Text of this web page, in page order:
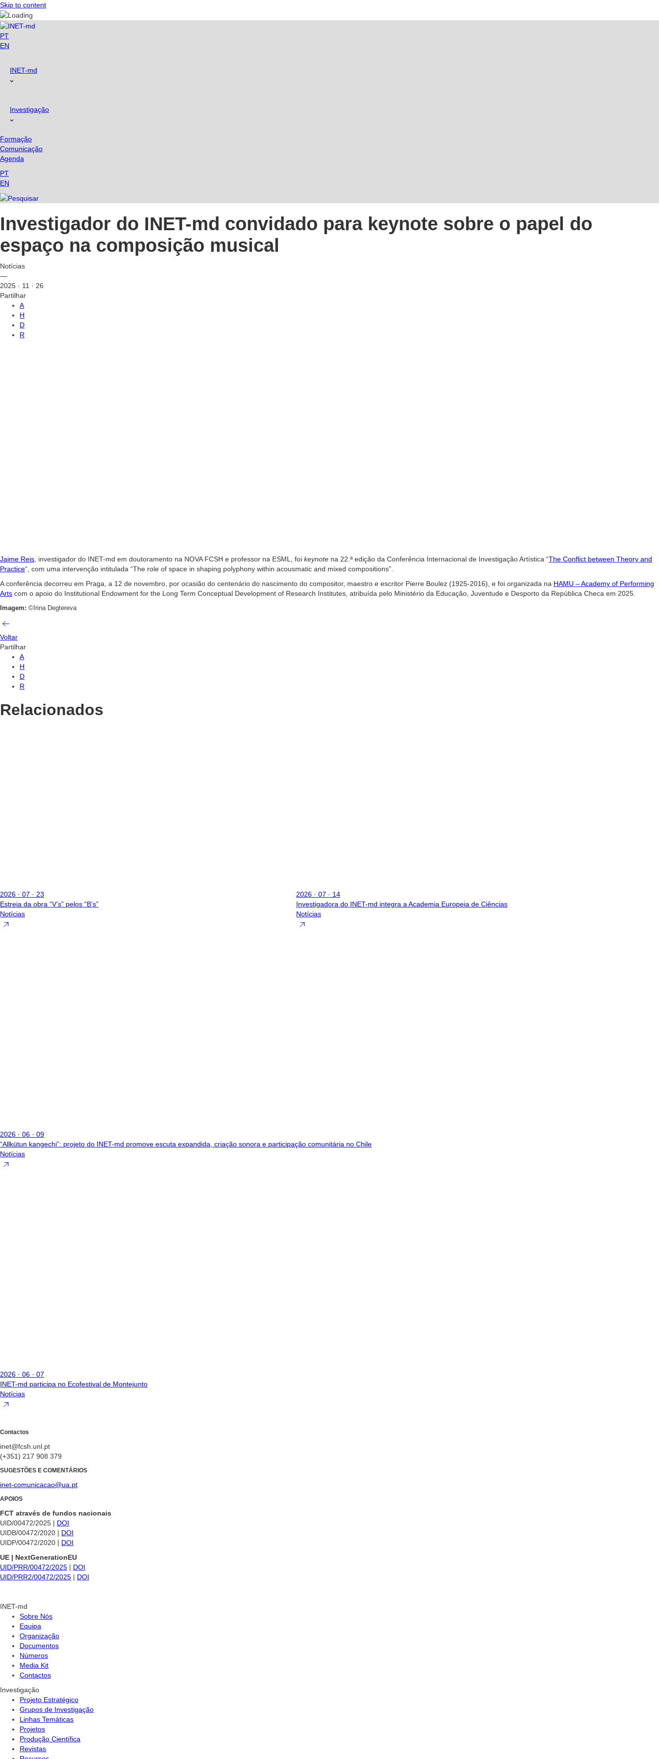
Skip to content
PT
EN
INET-md
Investigação
Formação
Comunicação
Agenda
PT
EN
Investigador do INET-md convidado para keynote sobre o papel do
espaço na composição musical
Notícias
—
2025 · 11 · 26
Partilhar
A
H
D
R
Jaime Reis , investigador do INET-md em doutoramento na NOVA FCSH e professor na ESML, foi keynote na 22.ª edição da Conferência Internacional de Investigação Artística “The Conflict between Theory and
Practice“, com uma intervenção intitulada “The role of space in shaping polyphony within acousmatic and mixed compositions”.
A conferência decorreu em Praga, a 12 de novembro, por ocasião do centenário do nascimento do compositor, maestro e escritor Pierre Boulez (1925-2016), e foi organizada na HAMU – Academy of Performing
Arts com o apoio do Institutional Endowment for the Long Term Conceptual Development of Research Institutes, atribuída pelo Ministério da Educação, Juventude e Desporto da República Checa em 2025.
Imagem: ©Irina Degtereva
Voltar
Partilhar
A
H
D
R
Relacionados
2026 · 07 · 23
Estreia da obra “V’s” pelos “B’s”
Notícias
2026 · 07 · 14
Investigadora do INET-md integra a Academia Europeia de Ciências
Notícias
2026 · 06 · 09
“Allkütun kangechi”: projeto do INET-md promove escuta expandida, criação sonora e participação comunitária no Chile
Notícias
2026 · 06 · 07
INET-md participa no Ecofestival de Montejunto
Notícias
Contactos
inet@fcsh.unl.pt
(+351) 217 908 379
SUGESTÕES E COMENTÁRIOS
inet-comunicacao@ua.pt
APOIOS
FCT através de fundos nacionais
UID/00472/2025 | DOI
UIDB/00472/2020 | DOI
UIDP/00472/2020 | DOI
UE | NextGenerationEU
UID/PRR/00472/2025 | DOI
UID/PRR2/00472/2025 | DOI
INET-md
Sobre Nós
Equipa
Organização
Documentos
Números
Media Kit
Contactos
Investigação
Projeto Estratégico
Grupos de Investigação
Linhas Temáticas
Projetos
Produção Científica
Revistas